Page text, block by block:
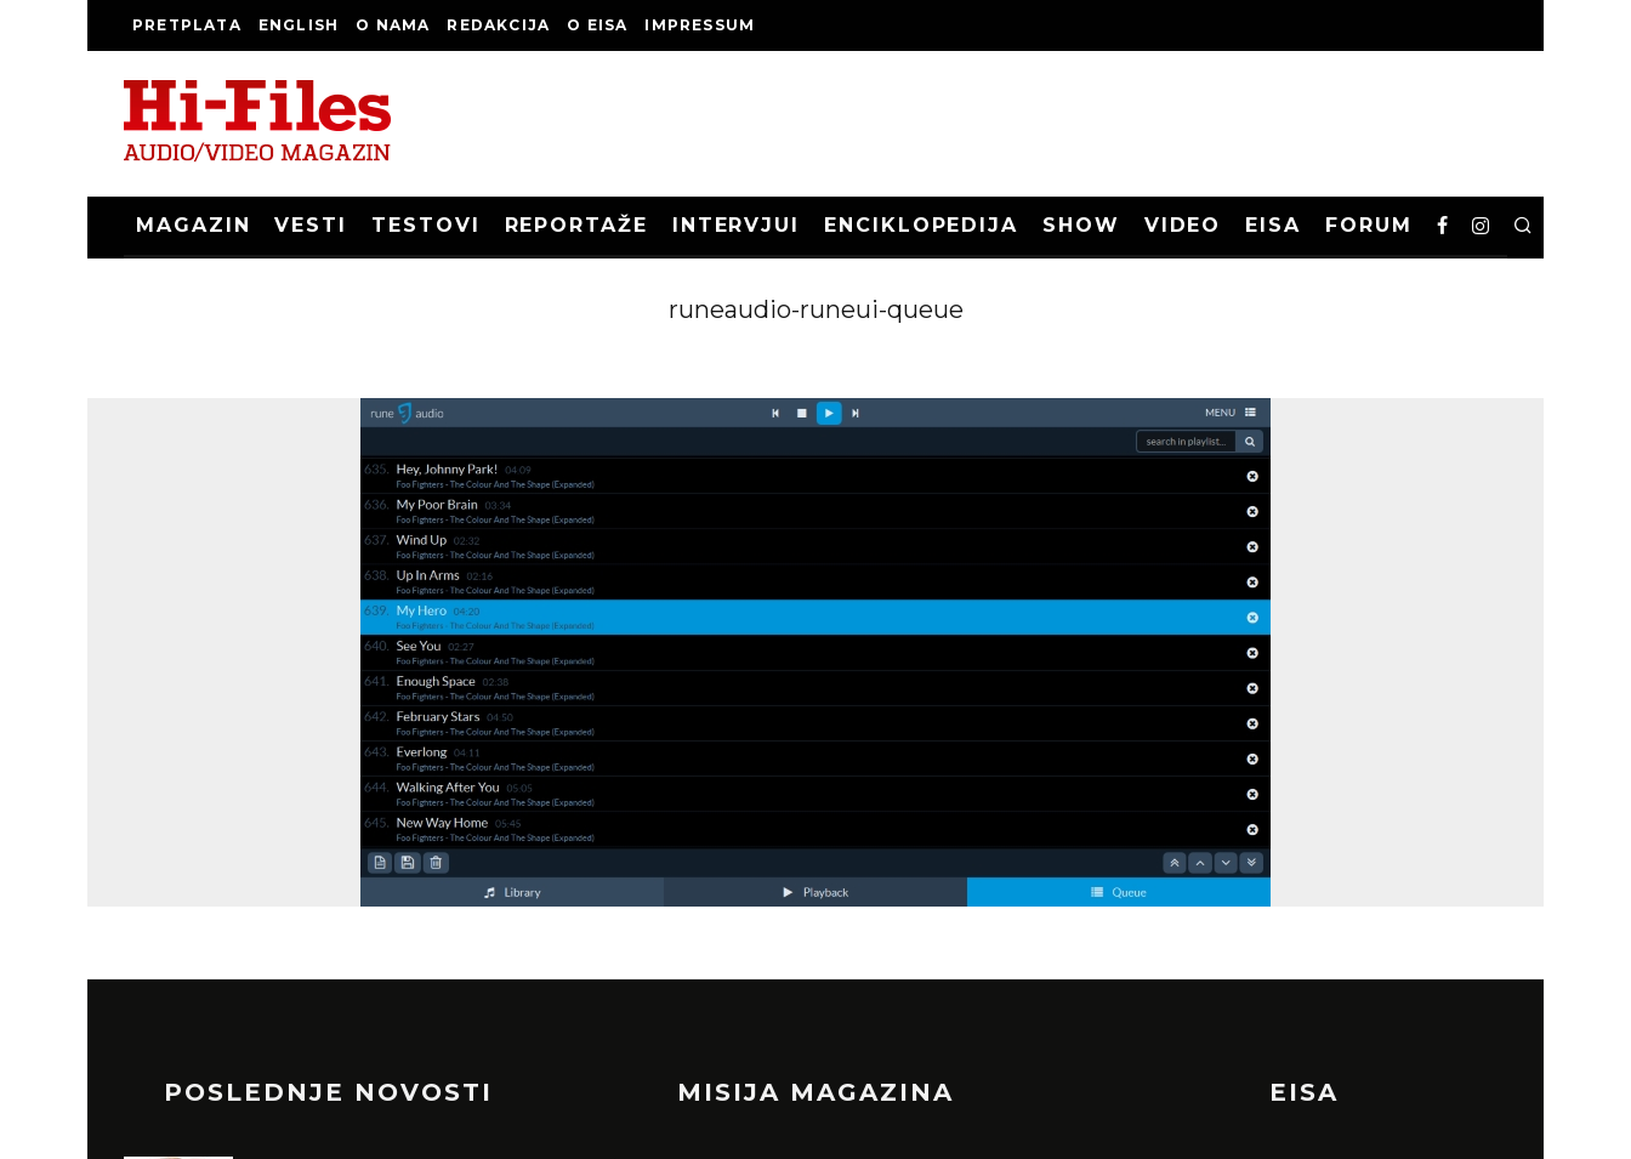
PRETPLATA ENGLISH O NAMA REDAKCIJA O EISA IMPRESSUM
MAGAZIN VESTI TESTOVI REPORTAŽE INTERVJUI ENCIKLOPEDIJA SHOW VIDEO EISA FORUM
runeaudio-runeui-queue
POSLEDNJE NOVOSTI MISIJA MAGAZINA EISA